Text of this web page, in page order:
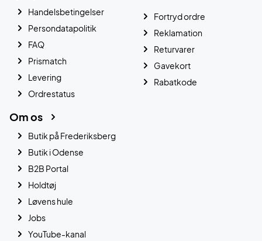
Handelsbetingelser
Persondatapolitik
FAQ
Prismatch
Levering
Ordrestatus
Fortryd ordre
Reklamation
Returvarer
Gavekort
Rabatkode
Om os
Butik på Frederiksberg
Butik i Odense
B2B Portal
Holdtøj
Løvens hule
Jobs
YouTube-kanal